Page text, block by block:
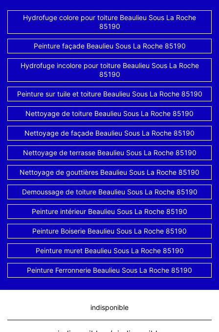
Hydrofuge colore pour toiture Beaulieu Sous La Roche
85190
Peinture façade Beaulieu Sous La Roche 85190
Hydrofuge incolore pour toiture Beaulieu Sous La Roche
85190
Peinture sur tuile et toiture Beaulieu Sous La Roche 85190
Nettoyage de toiture Beaulieu Sous La Roche 85190
Nettoyage de façade Beaulieu Sous La Roche 85190
Nettoyage de terrasse Beaulieu Sous La Roche 85190
Nettoyage de gouttières Beaulieu Sous La Roche 85190
Demoussage de toiture Beaulieu Sous La Roche 85190
Peinture intérieur Beaulieu Sous La Roche 85190
Peinture Boiserie Beaulieu Sous La Roche 85190
Peinture muret Beaulieu Sous La Roche 85190
Peinture Ferronnerie Beaulieu Sous La Roche 85190
indisponible